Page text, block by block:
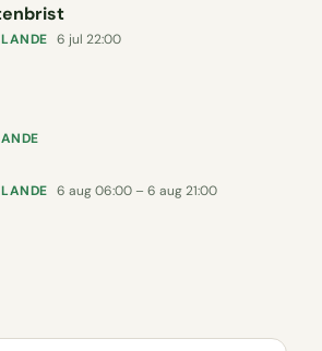
6 jul 22:00
6 aug 06:00 – 6 aug 21:00